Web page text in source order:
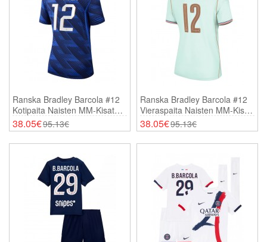
Ranska Bradley Barcola #12
Kotipaita Naisten MM-Kisat
2026 Lyhythihainen
38.05€95.13€
Ranska Bradley Barcola #12
Vieraspaita Naisten MM-Kisat
2026 Lyhythihainen
38.05€95.13€